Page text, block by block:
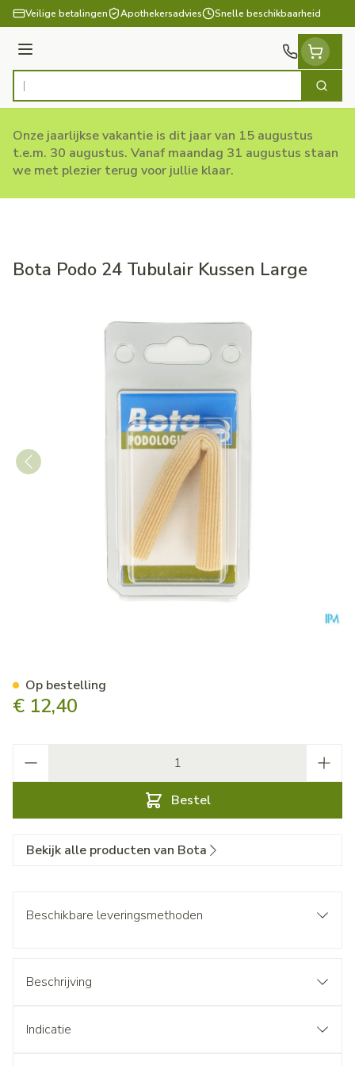
Ga naar de inhoud
Veilige betalingen Apothekersadvies Snelle beschikbaarheid
Menu
Product, merk, categorie... Zoek
Onze jaarlijkse vakantie is dit jaar van 15 augustus
t.e.m. 30 augustus. Vanaf maandag 31 augustus staan
we met plezier terug voor jullie klaar.
Bota Podo 24 Tubulair Kussen Large
€ 12,40
Bestel
Op bestelling
Bekijk alle producten van Bota
Beschikbare leveringsmethoden
Beschrijving
Indicatie